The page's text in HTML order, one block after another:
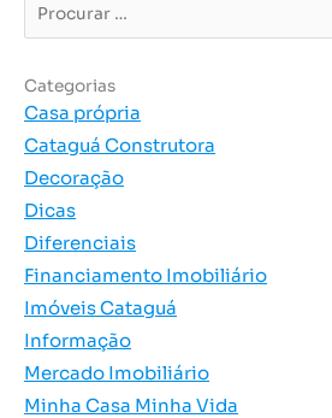
…
Categorias
Casa própria
Cataguá Construtora
Decoração
Dicas
Diferenciais
Financiamento Imobiliário
Imóveis Cataguá
Informação
Mercado Imobiliário
Minha Casa Minha Vida